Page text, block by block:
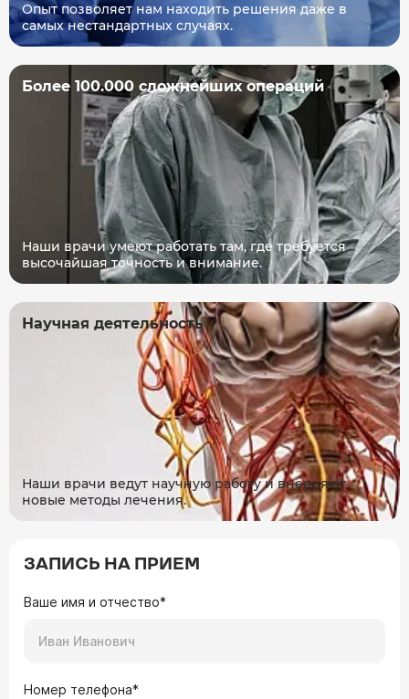
Опыт позволяет нам находить решения даже в
самых нестандартных случаях.
Более 100.000 сложнейших операций
Наши врачи умеют работать там, где требуется
высочайшая точность и внимание.
Научная деятельность
Наши врачи ведут научную работу и внедряют
новые методы лечения.
ЗАПИСЬ НА ПРИЕМ
Ваше имя и отчество*
Номер телефона*